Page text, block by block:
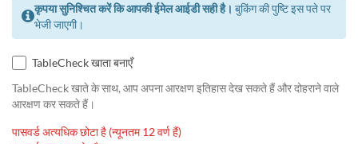
कृपया सुनिश्चित करें कि आपकी ईमेल आईडी सही है। बुकिंग की पुष्टि इस पते पर
भेजी जाएगी।
TableCheck खाता बनाएँ
TableCheck खाते के साथ, आप अपना आरक्षण इतिहास देख सकते हैं और दोहराने वाले
आरक्षण कर सकते हैं।
पासवर्ड अत्यधिक छोटा है (न्यूनतम 12 वर्ण हैं)